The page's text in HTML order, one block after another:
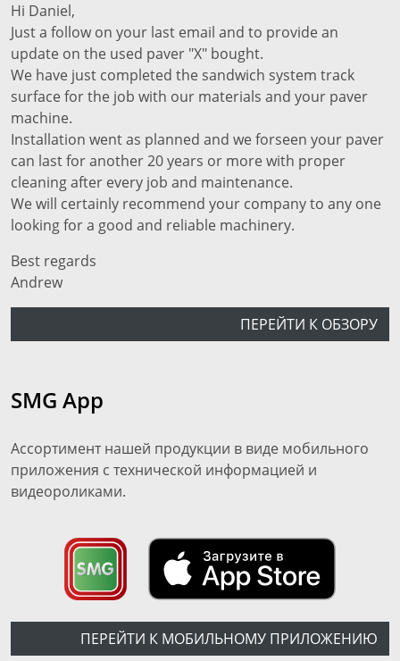
Hi Daniel,
Just a follow on your last email and to provide an
update on the used paver "X" bought.
We have just completed the sandwich system track
surface for the job with our materials and your paver
machine.
Installation went as planned and we forseen your paver
can last for another 20 years or more with proper
cleaning after every job and maintenance.
We will certainly recommend your company to any one
looking for a good and reliable machinery.
Best regards
Andrew
ПЕРЕЙТИ К ОБЗОРУ
SMG App
Ассортимент нашей продукции в виде мобильного
приложения с технической информацией и
видеороликами.
ПЕРЕЙТИ К МОБИЛЬНОМУ ПРИЛОЖЕНИЮ